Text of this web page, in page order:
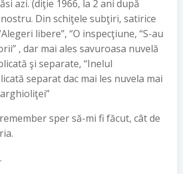
azi. (diţie 1966, la 2 ani după
Din schiţele subţiri, satirice
libere”, “O inspecţiune, “S-au
, dar mai ales savuroasa nuvelă
şi separate, “Inelul
separat dac mai les nuvela mai
sper să-mi fi făcut, cât de